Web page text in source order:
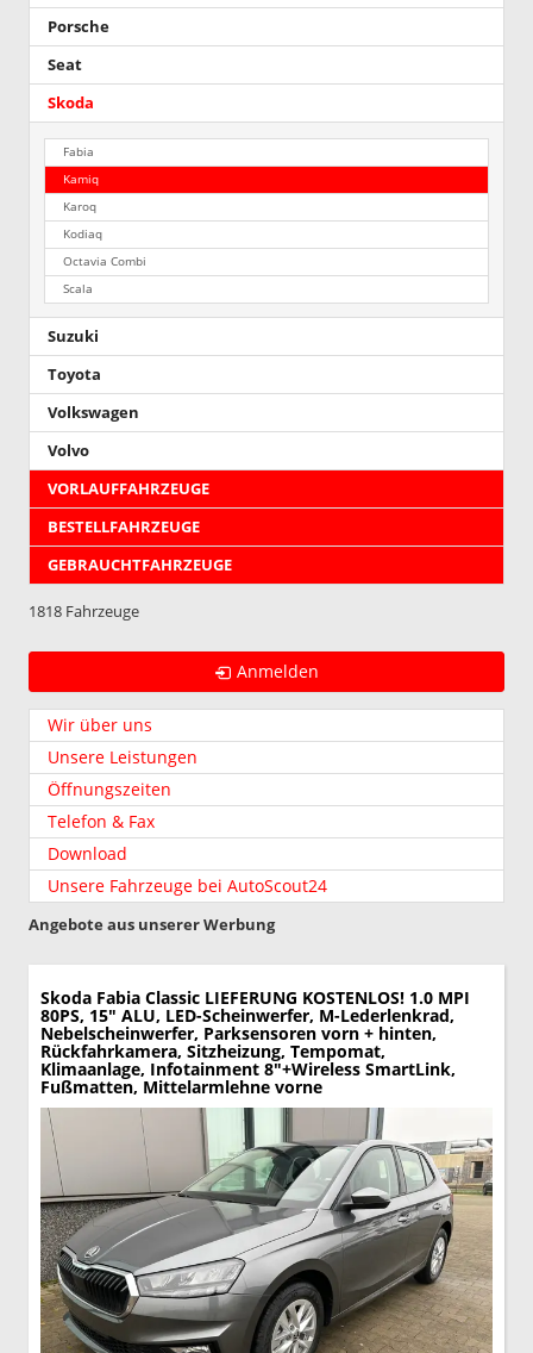
Porsche
Seat
Skoda
Fabia
Kamiq
Karoq
Kodiaq
Octavia Combi
Scala
Suzuki
Toyota
Volkswagen
Volvo
VORLAUFFAHRZEUGE
BESTELLFAHRZEUGE
GEBRAUCHTFAHRZEUGE
1818 Fahrzeuge
Anmelden
Wir über uns
Unsere Leistungen
Öffnungszeiten
Telefon & Fax
Download
Unsere Fahrzeuge bei AutoScout24
Angebote aus unserer Werbung
Skoda Fabia Classic LIEFERUNG KOSTENLOS! 1.0 MPI
80PS, 15" ALU, LED-Scheinwerfer, M-Lederlenkrad,
Nebelscheinwerfer, Parksensoren vorn + hinten,
Rückfahrkamera, Sitzheizung, Tempomat,
Klimaanlage, Infotainment 8"+Wireless SmartLink,
Fußmatten, Mittelarmlehne vorne